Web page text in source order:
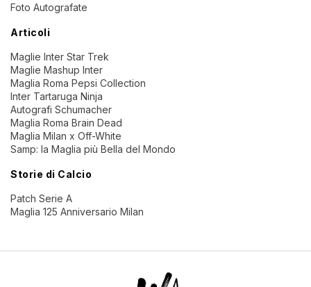
Foto Autografate
Articoli
Maglie Inter Star Trek
Maglie Mashup Inter
Maglia Roma Pepsi Collection
Inter Tartaruga Ninja
Autografi Schumacher
Maglia Roma Brain Dead
Maglia Milan x Off-White
Samp: la Maglia più Bella del Mondo
Storie di Calcio
Patch Serie A
Maglia 125 Anniversario Milan